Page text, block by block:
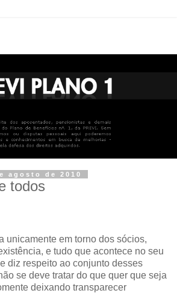
agosto de 2010
todos
unicamente em torno dos sócios,
e tudo que acontece no seu
diz respeito ao conjunto desses
se deve tratar do que quer que seja
deixando transparecer